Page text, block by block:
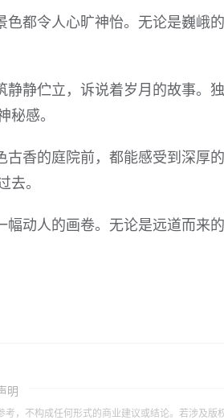
都令人心旷神怡。无论是巍峨
静伫立，诉说着岁月的故事。
感。
香的庭院前，都能感受到深厚
。
动人的画卷。无论是远道而来
明
，不构成任何形式的商业建议或结论。若涉及版